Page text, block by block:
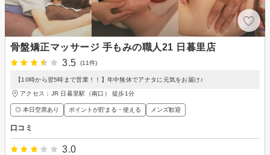
骨盤矯正マッサージ 手もみの職人21 日暮里店
3.5
(11件)
【10時から翌5時まで営業！！】年中無休でアナタに元気をお届け♪
アクセス：JR 日暮里駅（南口） 徒歩1分
◎ 本日空席あり ポイントが貯まる・使える メンズ歓迎
口コミ
3.0